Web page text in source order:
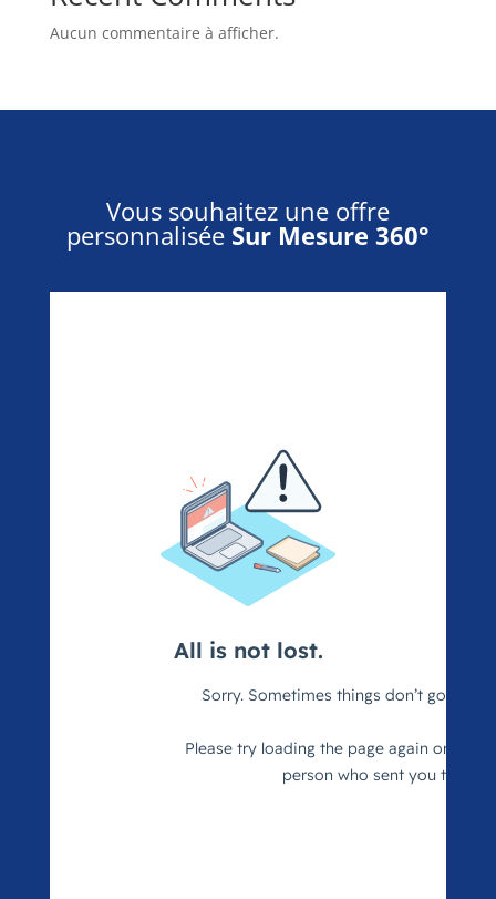
Aucun commentaire à afficher.
Vous souhaitez une offre
personnalisée Sur Mesure 360°